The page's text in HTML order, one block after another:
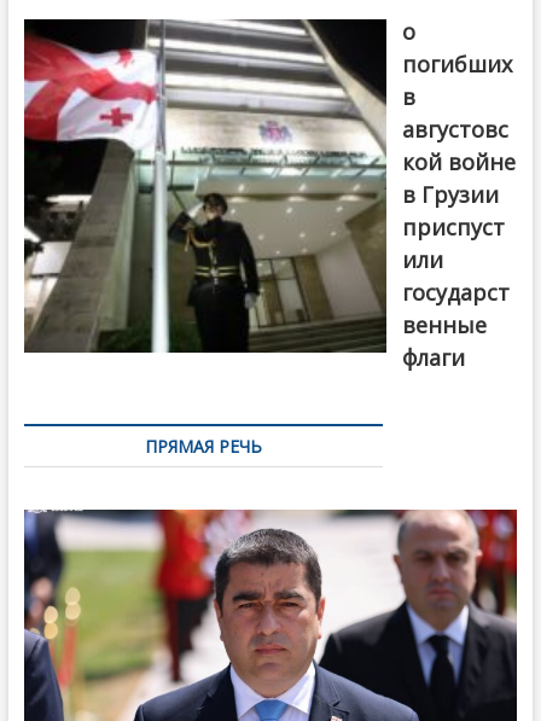
о
погибших
в
августовс
кой войне
в Грузии
приспуст
или
государст
венные
флаги
ПРЯМАЯ РЕЧЬ